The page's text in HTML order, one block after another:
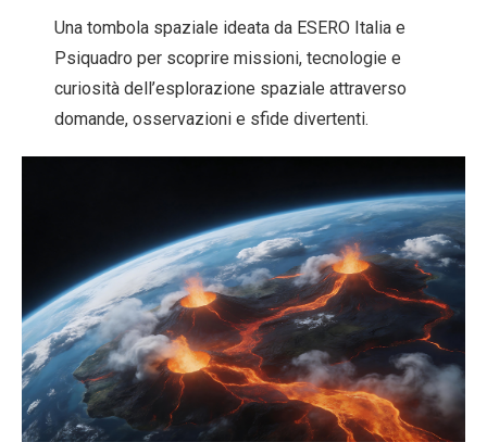
Una tombola spaziale ideata da ESERO Italia e
Psiquadro per scoprire missioni, tecnologie e
curiosità dell’esplorazione spaziale attraverso
domande, osservazioni e sfide divertenti.